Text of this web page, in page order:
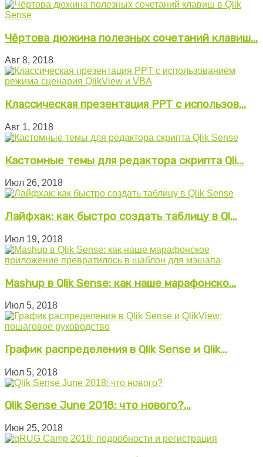
Чёртова дюжина полезных сочетаний клавиш...
Авг 8, 2018
Классическая презентация PPT с использов...
Авг 1, 2018
Кастомные темы для редактора скрипта Qli...
Июл 26, 2018
Лайфхак: как быстро создать таблицу в Ql...
Июл 19, 2018
Mashup в Qlik Sense: как наше марафонско...
Июл 5, 2018
График распределения в Qlik Sense и Qlik...
Июл 5, 2018
Qlik Sense June 2018: что нового?...
Июн 25, 2018